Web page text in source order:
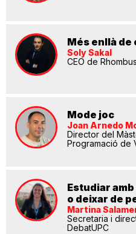
Més enllà
Soly Sakal
CEO de Rhombus
Mode joc
Joan Arnedo
Director del
Programació de
Estudiar
o deixar de
Martina
Secretaria i
DebatUPC